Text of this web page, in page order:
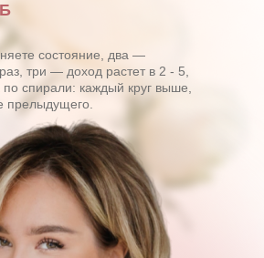
состояние, два —
три — доход растет в 2 - 5,
по спирали: каждый круг выше,
прелыдущего.